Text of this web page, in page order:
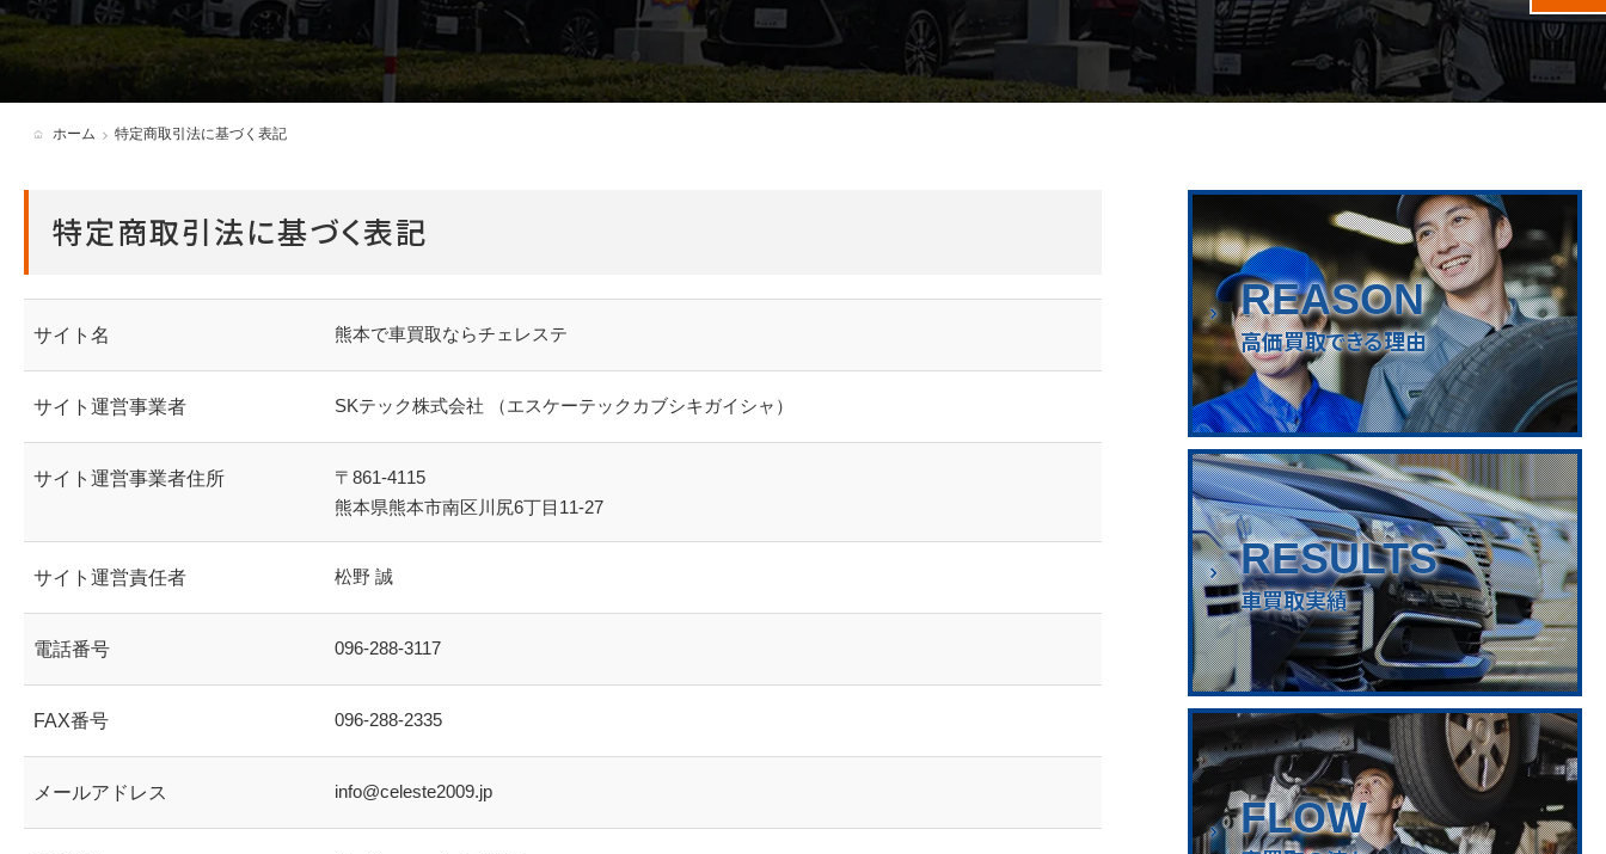
車買取の流れ
各種必要書類・ダウンロード
水没車買取実績 チェレステ人吉店
CMギャラリー
ホーム 特定商取引法に基づく表記
特定商取引法に基づく表記
サイト名 熊本で車買取ならチェレステ
サイト運営事業者 SKテック株式会社 （エスケーテックカブシキガイシャ）
サイト運営事業者住所
〒861-4115
熊本県熊本市南区川尻6丁目11-27
サイト運営責任者 松野 誠
電話番号 096-288-3117
FAX番号 096-288-2335
メールアドレス info@celeste2009.jp
REASON
高価買取できる理由
RESULTS
車買取実績
FLOW